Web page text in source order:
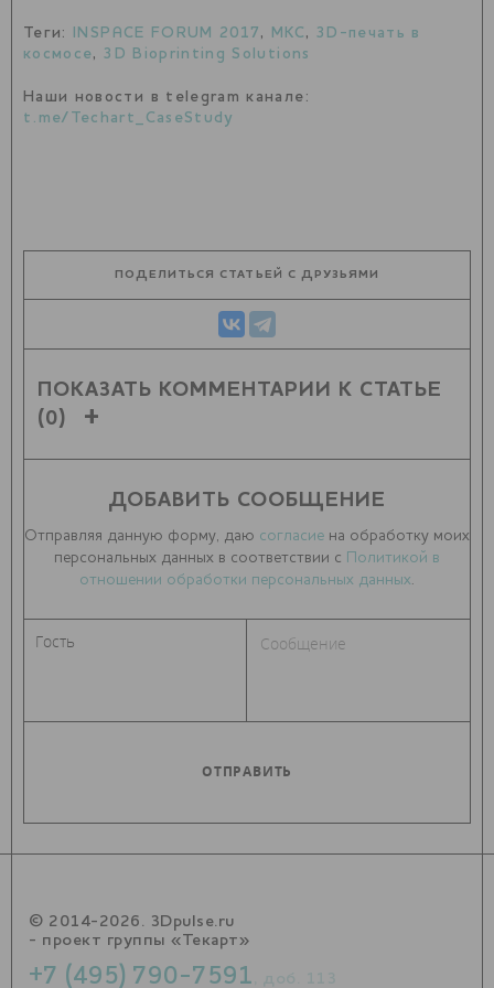
Теги: INSPACE FORUM 2017 , МКС , 3D-печать в
космосе,3D Bioprinting Solutions
Наши новости в telegram канале:
t.me/Techart_CaseStudy
ПОДЕЛИТЬСЯ СТАТЬЕЙ С ДРУЗЬЯМИ
ПОКАЗАТЬ КОММЕНТАРИИ К СТАТЬЕ
(0)
ДОБАВИТЬ СООБЩЕНИЕ
Отправляя данную форму, даю согласие на обработку моих
персональных данных в соответствии с Политикой в
отношении обработки персональных данных
© 2014-2026. 3Dpulse.ru
- проект группы «Текарт»
+7 (495) 790-7591